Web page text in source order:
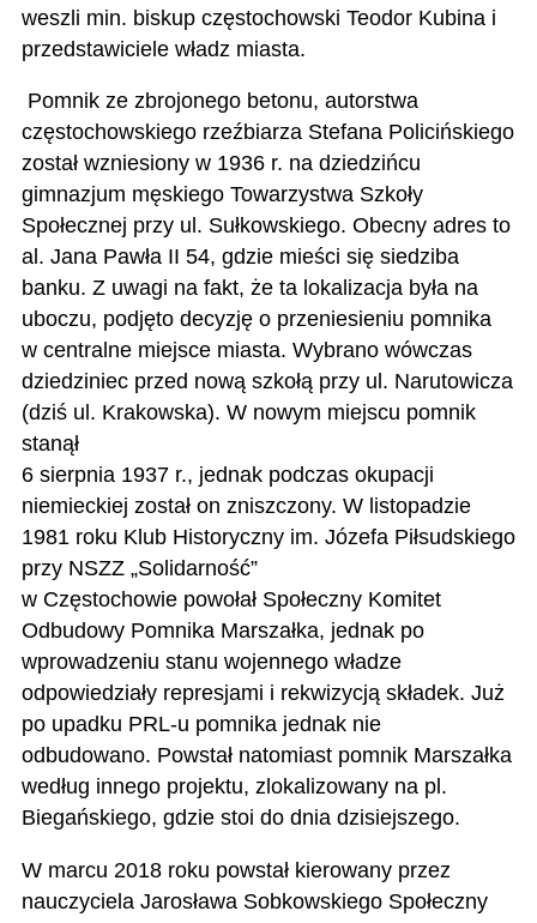
weszli min. biskup częstochowski Teodor Kubina i
przedstawiciele władz miasta.
Pomnik ze zbrojonego betonu, autorstwa
częstochowskiego rzeźbiarza Stefana Policińskiego
został wzniesiony w 1936 r. na dziedzińcu
gimnazjum męskiego Towarzystwa Szkoły
Społecznej przy ul. Sułkowskiego. Obecny adres to
al. Jana Pawła II 54, gdzie mieści się siedziba
banku. Z uwagi na fakt, że ta lokalizacja była na
uboczu, podjęto decyzję o przeniesieniu pomnika
w centralne miejsce miasta. Wybrano wówczas
dziedziniec przed nową szkołą przy ul. Narutowicza
(dziś ul. Krakowska). W nowym miejscu pomnik
stanął
6 sierpnia 1937 r., jednak podczas okupacji
niemieckiej został on zniszczony. W listopadzie
1981 roku Klub Historyczny im. Józefa Piłsudskiego
przy NSZZ „Solidarność”
w Częstochowie powołał Społeczny Komitet
Odbudowy Pomnika Marszałka, jednak po
wprowadzeniu stanu wojennego władze
odpowiedziały represjami i rekwizycją składek. Już
po upadku PRL-u pomnika jednak nie
odbudowano. Powstał natomiast pomnik Marszałka
według innego projektu, zlokalizowany na pl.
Biegańskiego, gdzie stoi do dnia dzisiejszego.
W marcu 2018 roku powstał kierowany przez
nauczyciela Jarosława Sobkowskiego Społeczny